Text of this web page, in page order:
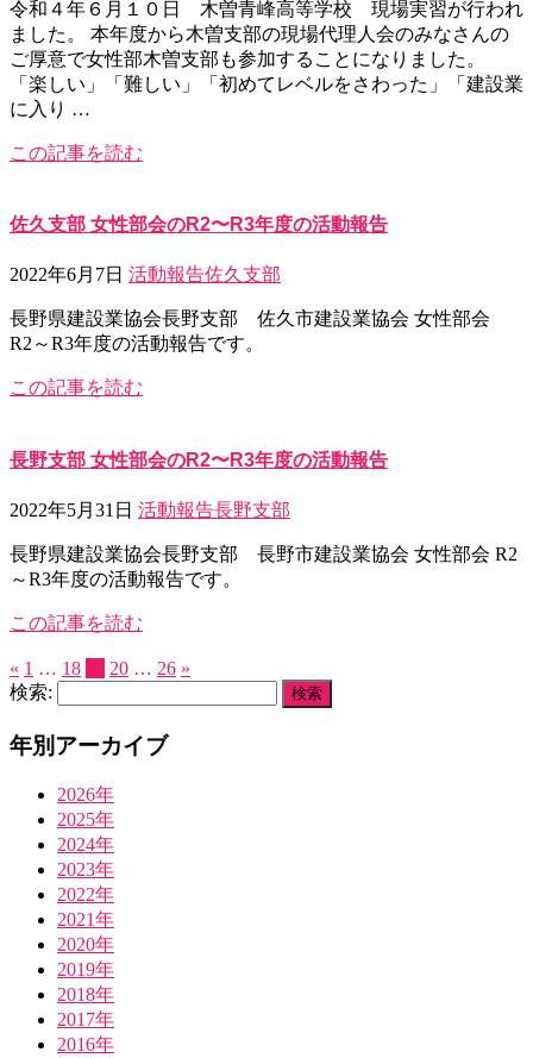
令和４年６月１０日 木曽青峰高等学校 現場実習が行われ
ました。 本年度から木曽支部の現場代理人会のみなさんの
ご厚意で女性部木曽支部も参加することになりました。
「楽しい」「難しい」「初めてレベルをさわった」「建設業
に入り …
この記事を読む
佐久支部 女性部会のR2〜R3年度の活動報告
2022年6月7日 活動報告佐久支部
長野県建設業協会長野支部 佐久市建設業協会 女性部会
R2～R3年度の活動報告です。
この記事を読む
長野支部 女性部会のR2〜R3年度の活動報告
2022年5月31日 活動報告長野支部
長野県建設業協会長野支部 長野市建設業協会 女性部会 R2
～R3年度の活動報告です。
この記事を読む
« 1 … 18 20 … 26 »
検索:
年別アーカイブ
2026年
2025年
2024年
2023年
2022年
2021年
2020年
2019年
2018年
2017年
2016年